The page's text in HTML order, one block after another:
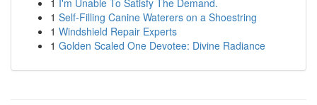
1 I'm Unable To Satisfy The Demand.
1 Self-Filling Canine Waterers on a Shoestring
1 Windshield Repair Experts
1 Golden Scaled One Devotee: Divine Radiance